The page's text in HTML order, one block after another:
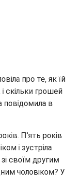
про те, як їй
скільки грошей
повідомила в
П'ять років
і зустріла
своїм другим
чоловіком? У